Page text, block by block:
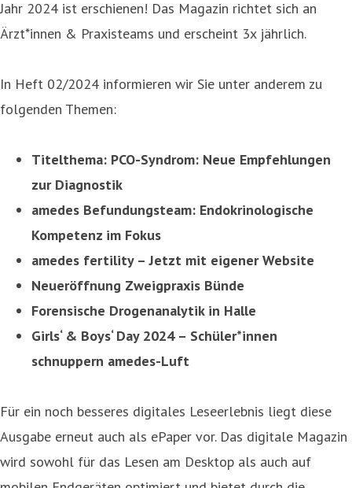
Jahr 2024 ist erschienen! Das Magazin richtet sich an
Ärzt*innen & Praxisteams und erscheint 3x jährlich.
In Heft 02/2024 informieren wir Sie unter anderem zu
folgenden Themen:
Titelthema: PCO-Syndrom: Neue Empfehlungen
zur Diagnostik
amedes Befundungsteam: Endokrinologische
Kompetenz im Fokus
amedes fertility – Jetzt mit eigener Website
Neueröffnung Zweigpraxis Bünde
Forensische Drogenanalytik in Halle
Girls‘ & Boys‘ Day 2024 – Schüler*innen
schnuppern amedes-Luft
Für ein noch besseres digitales Leseerlebnis liegt diese
Ausgabe erneut auch als ePaper vor. Das digitale Magazin
wird sowohl für das Lesen am Desktop als auch auf